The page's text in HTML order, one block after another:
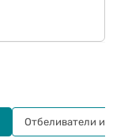
Отбеливатели и